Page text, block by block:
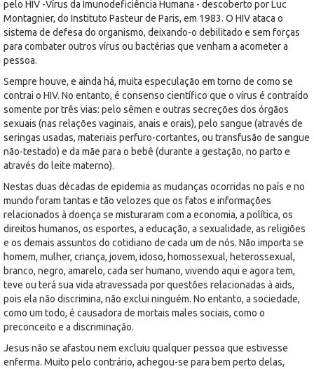
pelo HIV -Vírus da Imunodeficiência Humana - descoberto por Luc
Montagnier, do Instituto Pasteur de Paris, em 1983. O HIV ataca o
sistema de defesa do organismo, deixando-o debilitado e sem forças
para combater outros vírus ou bactérias que venham a acometer a
pessoa.
Sempre houve, e ainda há, muita especulação em torno de como se
contrai o HIV. No entanto, é consenso científico que o vírus é contraído
somente por três vias: pelo sêmen e outras secreções dos órgãos
sexuais (nas relações vaginais, anais e orais), pelo sangue (através de
seringas usadas, materiais perfuro-cortantes, ou transfusão de sangue
não-testado) e da mãe para o bebê (durante a gestação, no parto e
através do leite materno).
Nestas duas décadas de epidemia as mudanças ocorridas no país e no
mundo foram tantas e tão velozes que os fatos e informações
relacionados à doença se misturaram com a economia, a política, os
direitos humanos, os esportes, a educação, a sexualidade, as religiões
e os demais assuntos do cotidiano de cada um de nós. Não importa se
homem, mulher, criança, jovem, idoso, homossexual, heterossexual,
branco, negro, amarelo, cada ser humano, vivendo aqui e agora tem,
teve ou terá sua vida atravessada por questões relacionadas à aids,
pois ela não discrimina, não exclui ninguém. No entanto, a sociedade,
como um todo, é causadora de mortais males sociais, como o
preconceito e a discriminação.
Jesus não se afastou nem excluiu qualquer pessoa que estivesse
enferma. Muito pelo contrário, achegou-se para bem perto delas,